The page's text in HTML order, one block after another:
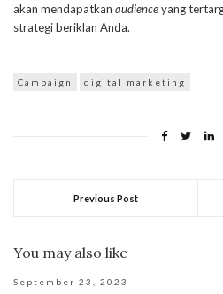
akan mendapatkan audienceyang
strategi beriklan Anda.
Campaign digital marketing
Previous Post
You may also like
September 23, 2023